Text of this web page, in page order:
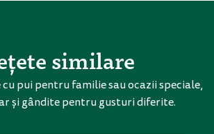
similare
pui pentru familie sau ocazii speciale,
și gândite pentru gusturi diferite.